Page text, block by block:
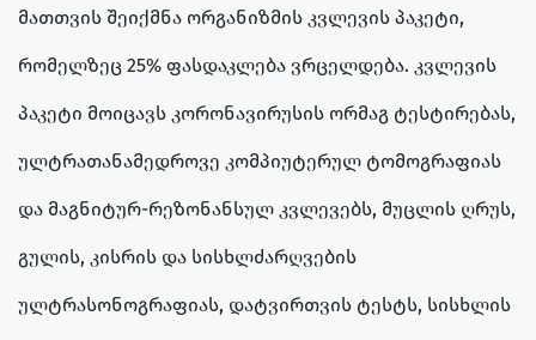
მათთვის შეიქმნა ორგანიზმის კვლევის პაკეტი,
რომელზეც 25% ფასდაკლება ვრცელდება. კვლევის
პაკეტი მოიცავს კორონავირუსის ორმაგ ტესტირებას,
ულტრათანამედროვე კომპიუტერულ ტომოგრაფიას
და მაგნიტურ-რეზონანსულ კვლევებს, მუცლის ღრუს,
გულის, კისრის და სისხლძარღვების
ულტრასონოგრაფიას, დატვირთვის ტესტს, სისხლის